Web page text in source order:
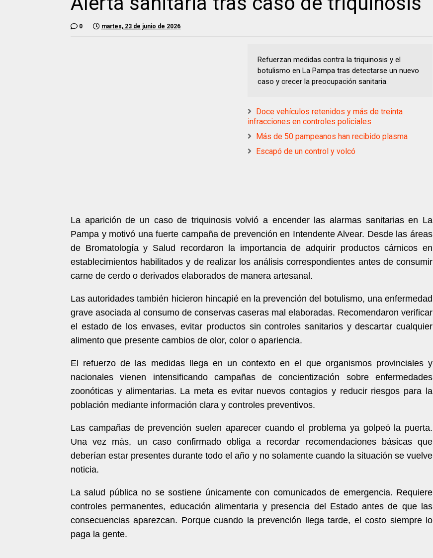
0 martes, 23 de junio de 2026
Refuerzan medidas contra la triquinosis y el
botulismo en La Pampa tras detectarse un nuevo
caso y crecer la preocupación sanitaria.
Doce vehículos retenidos y más de treinta
infracciones en controles policiales
Más de 50 pampeanos han recibido plasma
Escapó de un control y volcó
La aparición de un caso de triquinosis volvió a encender las alarmas sanitarias en La
Pampa y motivó una fuerte campaña de prevención en Intendente Alvear. Desde las áreas
de Bromatología y Salud recordaron la importancia de adquirir productos cárnicos en
establecimientos habilitados y de realizar los análisis correspondientes antes de consumir
carne de cerdo o derivados elaborados de manera artesanal.
Las autoridades también hicieron hincapié en la prevención del botulismo, una enfermedad
grave asociada al consumo de conservas caseras mal elaboradas. Recomendaron verificar
el estado de los envases, evitar productos sin controles sanitarios y descartar cualquier
alimento que presente cambios de olor, color o apariencia.
El refuerzo de las medidas llega en un contexto en el que organismos provinciales y
nacionales vienen intensificando campañas de concientización sobre enfermedades
zoonóticas y alimentarias. La meta es evitar nuevos contagios y reducir riesgos para la
población mediante información clara y controles preventivos.
Las campañas de prevención suelen aparecer cuando el problema ya golpeó la puerta.
Una vez más, un caso confirmado obliga a recordar recomendaciones básicas que
deberían estar presentes durante todo el año y no solamente cuando la situación se vuelve
noticia.
La salud pública no se sostiene únicamente con comunicados de emergencia. Requiere
controles permanentes, educación alimentaria y presencia del Estado antes de que las
consecuencias aparezcan. Porque cuando la prevención llega tarde, el costo siempre lo
paga la gente.